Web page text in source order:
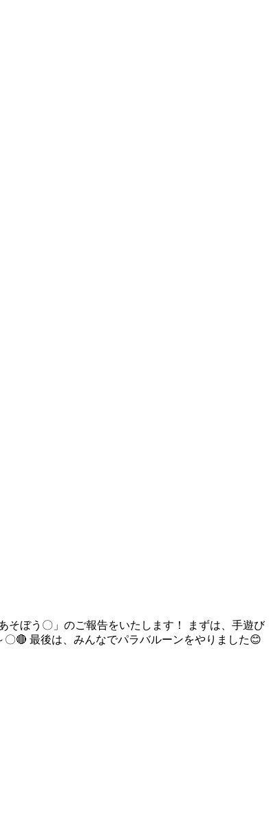
そぼう〇」のご報告をいたします！ まずは、手遊び
🔴 最後は、みんなでパラバルーンをやりました😊